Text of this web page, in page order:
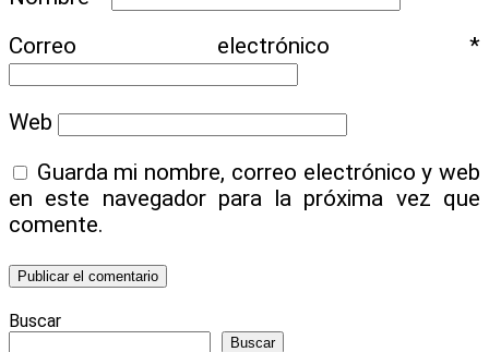
Correo electrónico *
Web
Guarda mi nombre, correo electrónico y web
en este navegador para la próxima vez que
comente.
Buscar
Buscar